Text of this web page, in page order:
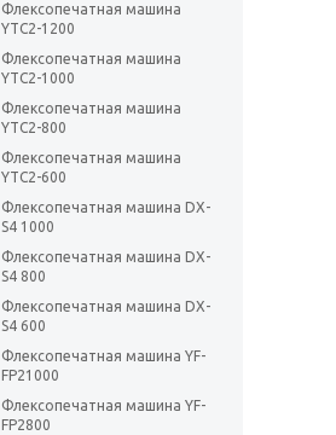
Флексопечатная машина
YTC2-1200
Флексопечатная машина
YTC2-1000
Флексопечатная машина
YTC2-800
Флексопечатная машина
YTC2-600
Флексопечатная машина DX-
S4 1000
Флексопечатная машина DX-
S4 800
Флексопечатная машина DX-
S4 600
Флексопечатная машина YF-
FP21000
Флексопечатная машина YF-
FP2800